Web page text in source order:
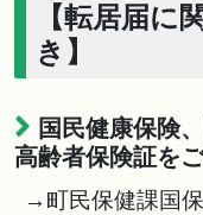
【転居届に
き】
国民健康保険
高齢者保険証を
→町民保健課国